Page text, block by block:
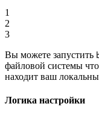
1
2
3
Вы можете запустить
файловой системы
находит ваш
Логика настройки